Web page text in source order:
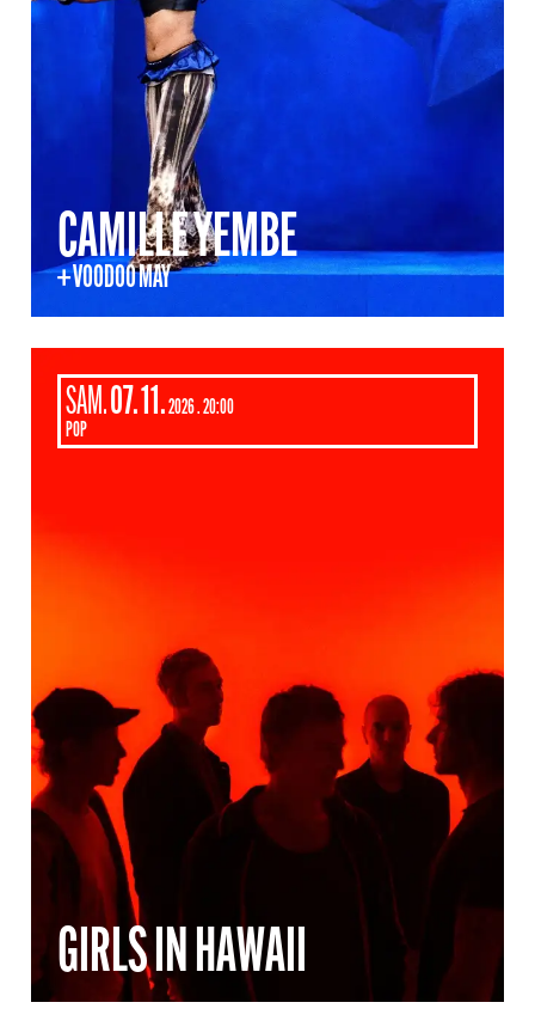
CAMILLE YEMBE
+ VOODOO MAY
SAMEDI
SAM.07.NOVEMBRE
11.2026 20:00
POP
GIRLS IN HAWAII